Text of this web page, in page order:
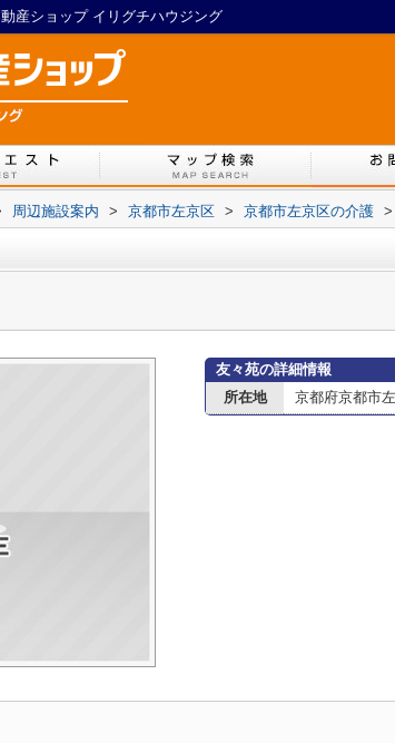
産ショップ イリグチハウジング
周辺施設案内 > 京都市左京区 > 京都市左京区の介護 >
友々苑の詳細情報
所在地
京都府京都市